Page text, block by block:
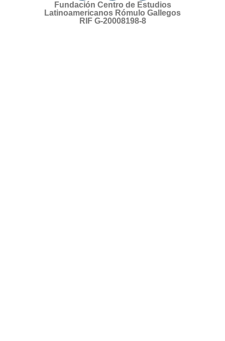
Fundación Centro de Estudios
Latinoamericanos Rómulo Gallegos
RIF G-20008198-8